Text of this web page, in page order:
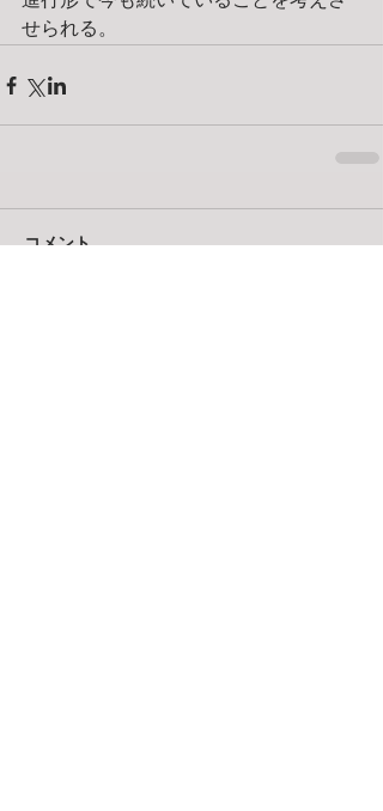
せられる。
コメント